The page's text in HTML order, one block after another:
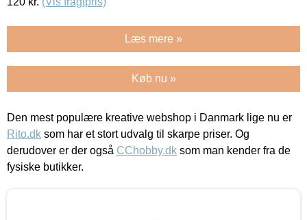
Læs mere »
Køb nu »
Den mest populære kreative webshop i Danmark lige nu er
Rito.dk som har et stort udvalg til skarpe priser. Og
derudover er der også CChobby.dk som man kender fra de
fysiske butikker.